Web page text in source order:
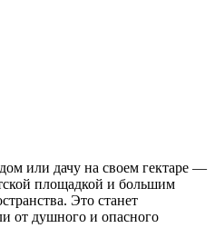
или дачу на своем гектаре —
площадкой и большим
Это станет
от душного и опасного